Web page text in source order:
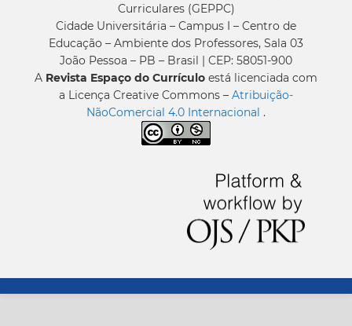
Curriculares (GEPPC)
Cidade Universitária – Campus I – Centro de
Educação – Ambiente dos Professores, Sala 03
João Pessoa – PB – Brasil | CEP: 58051-900
A Revista Espaço do Currículo está licenciada com
a Licença Creative Commons – Atribuição-
NãoComercial 4.0 Internacional .